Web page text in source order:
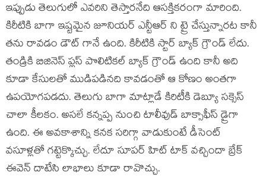
ఇప్పుడు తెలుగులో ఎవరిని తెస్తారనేది ఆసక్తికరంగా మారింది.
కిరీటికి బాగా ఇష్టమైన జూనియర్ ఎన్టీఆర్ ని ట్రై చేస్తున్నారట కానీ
తను రావడం డౌట్ గానే ఉంది. కిరీటికి స్టార్ బ్యాక్ గ్రౌండ్ లేదు.
తండ్రికి బిజినెస్ ప్లస్ పొలిటికల్ బ్యాక్ గ్రౌండ్ ఉంది కానీ అది
కూడా కేసులతో ముడిపడినది కావడంతో ఆ కోణం అంతగా
ఉపయోగపడదు. తెలుగు బాగా మాట్లాడే కిరిటీకి డెబ్యూ సక్సెస్
చాలా కీలకం. అసలే కన్నప్ప నుంచి టాలీవుడ్ బాక్సాఫీస్ డ్రైగా
ఉంది. ఈ అవకాశాన్ని కనక సరిగ్గా వాడుకుంటే డీసెంట్
వసూళ్లతో గట్టెక్కొచ్చు. లేదూ సూపర్ హిట్ టాక్ వచ్చిందా బ్రేక్
ఈవెన్ దాటేసి లాభాలు కూడా రావొచ్చు.